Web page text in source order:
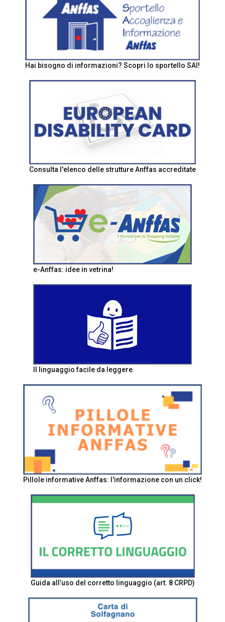
Hai bisogno di informazioni? Scopri lo sportello SAI!
Consulta l'elenco delle strutture Anffas accreditate
e-Anffas: idee in vetrina!
Il linguaggio facile da leggere
Pillole informative Anffas: l'informazione con un click!
Guida all’uso del corretto linguaggio (art. 8 CRPD)